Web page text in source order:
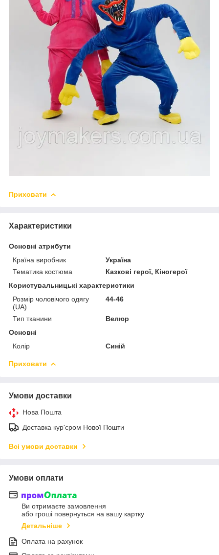
Приховати
Характеристики
Основні атрибути
Країна виробник
Україна
Тематика костюма
Казкові герої, Кіногерої
Користувальницькі характеристики
Розмір чоловічого одягу
(UA)
44-46
Тип тканини
Велюр
Основні
Колір
Синій
Приховати
Умови доставки
Нова Пошта
Доставка кур'єром Нової Пошти
Всі умови доставки
Умови оплати
Ви отримаєте замовлення
або гроші повернуться на вашу картку
Детальніше
Оплата на рахунок